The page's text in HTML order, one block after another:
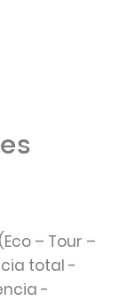
– Tour –
total -
-